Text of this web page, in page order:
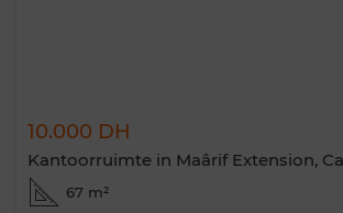
10.000 DH
Kantoorruimte in Maârif Extension,
67 m²